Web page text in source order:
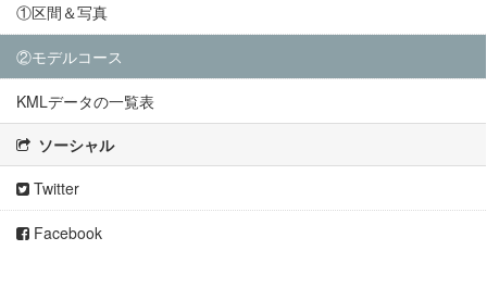
①区間＆写真
②モデルコース
KMLデータの一覧表
ソーシャル
Twitter
Facebook